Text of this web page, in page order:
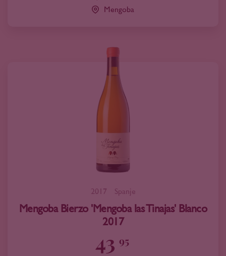
Mengoba
2017 Spanje
Mengoba Bierzo 'Mengoba las Tinajas' Blanco
2017
43 95